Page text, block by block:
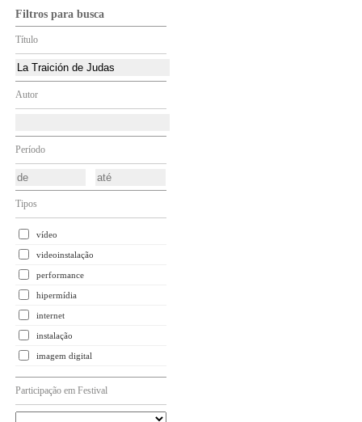
Filtros para busca
Título
Autor
Período
Tipos
vídeo
videoinstalação
performance
hipermídia
internet
instalação
imagem digital
Participação em Festival